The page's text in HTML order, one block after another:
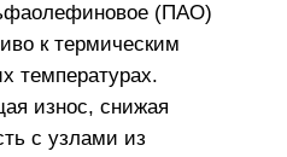
(ПАО)
к термическим
температурах.
износ, снижая
с узлами из